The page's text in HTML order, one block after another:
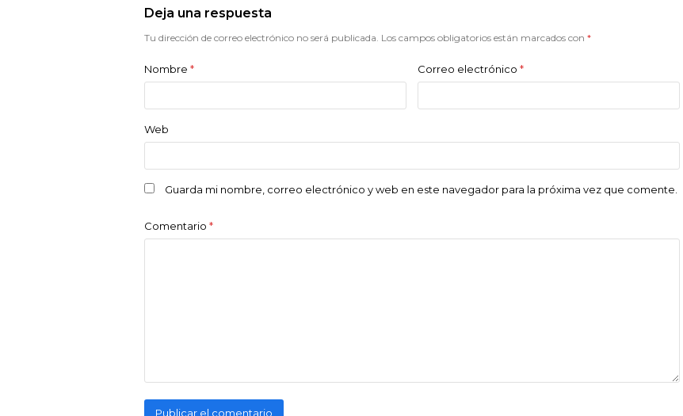
Deja una respuesta
Tu dirección de correo electrónico no será publicada. Los campos obligatorios están marcados con *
Nombre * Correo electrónico *
Web
Guarda mi nombre, correo electrónico y web en este navegador para la próxima vez que comente.
Comentario *